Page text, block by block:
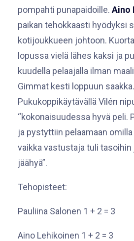
pompahti punapaidoille. Aino
paikan tehokkaasti hyödyksi
kotijoukkueen johtoon.
lopussa vielä lähes kaksi ja
kuudella pelaajalla ilman
Gimmat kesti loppuun saakka.
Pukukoppikäytävällä Vilén
“kokonaisuudessa hyvä peli.
ja pystyttiin pelaamaan
vaikka vastustaja tuli tasoihin
jäähyä”.
Tehopisteet:
Pauliina Salonen 1 + 2 = 3
Aino Lehikoinen 1 + 2 = 3